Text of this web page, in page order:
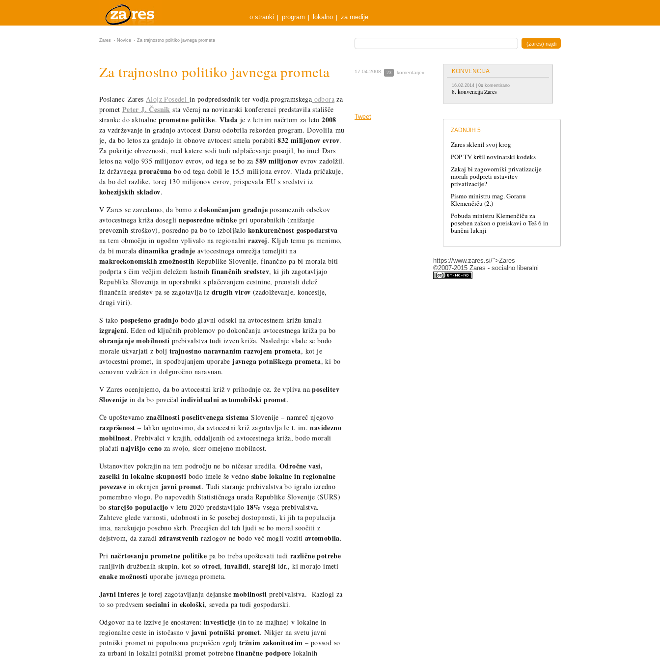
o stranki program lokalno za medije
Zares > Novice > Za trajnostno politiko javnega prometa
Za trajnostno politiko javnega prometa
Poslanec ZaresAlojz Posedel in podpredsednik ter vodja programskega odbora za
promet Peter J. Česnik sta včeraj na novinarski konferenci predstavila stališče
stranke do aktualneprometne politike. Vlada je z letnim načrtom za leto2008
za vzdrževanje in gradnjo avtocest Darsu odobrila rekorden program. Dovolila mu
je, da bo letos za gradnjo in obnove avtocest smela porabiti832 milijonov evrov.
Za pokritje obveznosti, med katere sodi tudi odplačevanje posojil, bo imel Dars
letos na voljo 935 milijonov evrov, od tega se bo za589 milijonov evrov zadolžil.
Iz državnegaproračuna bo od tega dobil le 15,5 milijona evrov. Vlada pričakuje,
da bo del razlike, torej 130 milijonov evrov, prispevala EU s sredstvi iz
kohezijskih skladov.
V Zares se zavedamo, da bomo zdokončanjem gradnje posameznih odsekov
avtocestnega križa dosegli neposredne učinke pri uporabnikih (znižanje
prevoznih stroškov), posredno pa bo to izboljšalo konkurenčnost gospodarstva
na tem območju in ugodno vplivalo na regionalnirazvoj. Kljub temu pa menimo,
da bi moraladinamika gradnje avtocestnega omrežja temeljiti na
makroekonomskih zmožnostih Republike Slovenije, finančno pa bi morala biti
podprta s čim večjim deležem lastnih finančnih sredstev, ki jih zagotavljajo
Republika Slovenija in uporabniki s plačevanjem cestnine, preostali delež
finančnih sredstev pa se zagotavlja iz drugih virov (zadolževanje, koncesije,
drugi viri).
S tako pospešeno gradnjo bodo glavni odseki na avtocestnem križu kmalu
izgrajeni. Eden od ključnih problemov po dokončanju avtocestnega križa pa bo
ohranjanje mobilnosti prebivalstva tudi izven križa. Naslednje vlade se bodo
morale ukvarjati z bolj trajnostno naravnanim razvojem prometa, kot je
avtocestni promet, in spodbujanjem uporabe javnega potniškega prometa, ki bo
cenovno vzdržen in dolgoročno naravnan.
V Zares ocenjujemo, da bo avtocestni križ v prihodnje oz. že vpliva naposelitev
Slovenije in da bo povečal individualni avtomobilski promet.
Če upoštevamo značilnosti poselitvenega sistema Slovenije – namreč njegovo
razpršenost – lahko ugotovimo, da avtocestni križ zagotavlja le t. im.navidezno
mobilnost. Prebivalci v krajih, oddaljenih od avtocestnega križa, bodo morali
plačatinajvišjo ceno za svojo, sicer omejeno mobilnost.
Ustanovitev pokrajin na tem področju ne bo ničesar uredila. Odročne vasi,
zaselki in lokalne skupnosti bodo imele še vedno slabe lokalne in regionalne
povezave in okrnjen javni promet. Tudi staranje prebivalstva bo igralo izredno
pomembno vlogo. Po napovedih Statističnega urada Republike Slovenije (SURS)
bostarejšo populacijo v letu 2020 predstavljalo 18% vsega prebivalstva.
Zahteve glede varnosti, udobnosti in še posebej dostopnosti, ki jih ta populacija
ima, narekujejo posebno skrb. Precejšen del teh ljudi se bo moral soočiti z
dejstvom, da zaradizdravstvenih razlogov ne bodo več mogli voziti avtomobila.
Pri načrtovanju prometne politike pa bo treba upoštevati tudi različne potrebe
ranljivih družbenih skupin, kot so otroci,invalidi,starejši idr., ki morajo imeti
enake možnosti uporabe javnega prometa.
Javni interes je torej zagotavljanju dejanskemobilnosti prebivalstva. Razlogi za
to so predvsemsocialni in ekološki, seveda pa tudi gospodarski.
Odgovor na te izzive je enostaven: investicije (in to ne majhne) v lokalne in
regionalne ceste in istočasno v javni potniški promet. Nikjer na svetu javni
potniški promet ni popolnoma prepuščen zgolj tržnim zakonitostim – povsod so
za urbani in lokalni potniški promet potrebnefinančne podpore lokalnih
23 komentarjev
17.04.2008
Tweet
KONVENCIJA
16.02.2014 0x komentirano
8. konvencija Zares
ZADNJIH 5
Zares sklenil svoj krog
POP TV kršil novinarski kodeks
Zakaj bi zagovorniki privatizacije
morali podpreti ustavitev
privatizacije?
Pismo ministru mag. Goranu
Klemenčiču (2.)
Pobuda ministru Klemenčiču za
poseben zakon o preiskavi o Teš 6 in
bančni luknji
https://www.zares.si/">Zares
©2007-2015 Zares - socialno liberalni